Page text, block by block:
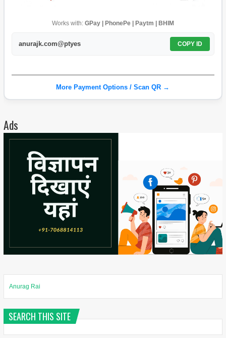
Works with: GPay | PhonePe | Paytm | BHIM
anurajk.com@ptyes COPY ID
More Payment Options / Scan QR →
Ads
Anurag Rai
SEARCH THIS SITE